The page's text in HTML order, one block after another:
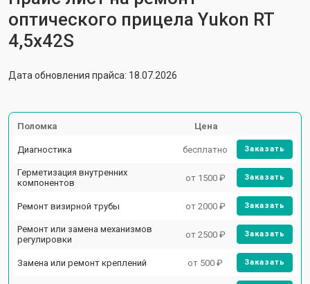
оптического прицела Yukon RT
4,5х42S
Дата обновления прайса: 18.07.2026
Поломка Цена
Диагностика бесплатно Заказать
Герметизация внутренних
компонентов
от 1500 ₽ Заказать
Ремонт визирной трубы от 2000 ₽ Заказать
Ремонт или замена механизмов
регулировки
от 2500 ₽ Заказать
Замена или ремонт креплений от 500 ₽ Заказать